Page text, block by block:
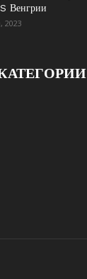
Венгрии
2023